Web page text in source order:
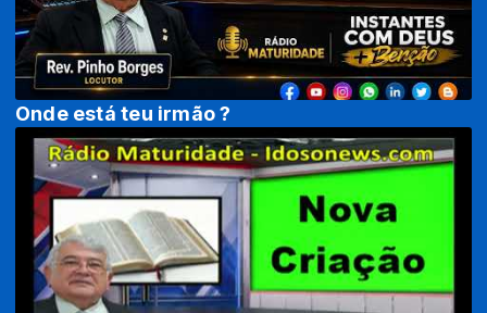
Onde está teu irmão ?